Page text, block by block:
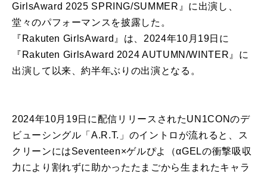
GirlsAward 2025 SPRING/SUMMER』に出演し、
堂々のパフォーマンスを披露した。
『Rakuten GirlsAward』は、2024年10月19日に
『Rakuten GirlsAward 2024 AUTUMN/WINTER』に
出演して以来、約半年ぶりの出演となる。
2024年10月19日に配信リリースされたUN1CONのデ
ビューシングル「A.R.T.」のイントロが流れると、ス
クリーンにはSeventeen×ゲルぴよ（αGELの衝撃吸収
力により割れずに助かったたまごから生まれたキャラ